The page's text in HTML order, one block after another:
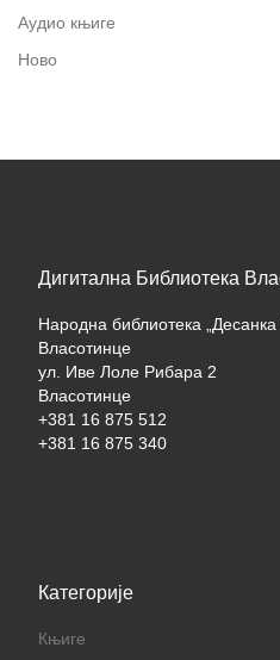
Аудио књиге
Ново
Дигитална Библиотека
Народна библиотека
Власотинце
ул. Иве Лоле Рибара 2
Власотинце
+381 16 875 512
+381 16 875 340
Категорије
Књиге